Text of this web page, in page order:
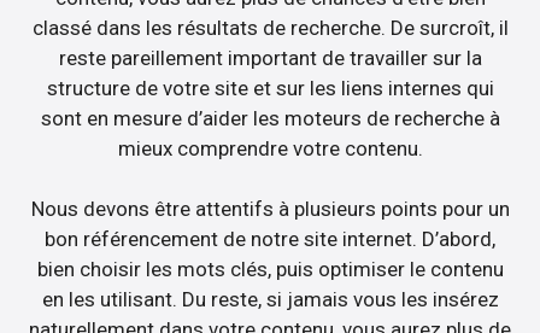
classé dans les résultats de recherche. De surcroît, il
reste pareillement important de travailler sur la
structure de votre site et sur les liens internes qui
sont en mesure d’aider les moteurs de recherche à
mieux comprendre votre contenu.
Nous devons être attentifs à plusieurs points pour un
bon référencement de notre site internet. D’abord,
bien choisir les mots clés, puis optimiser le contenu
en les utilisant. Du reste, si jamais vous les insérez